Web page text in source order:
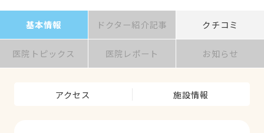
基本情報 ドクター紹介記事 クチコミ
医院トピックス 医院レポート お知らせ
アクセス 施設情報